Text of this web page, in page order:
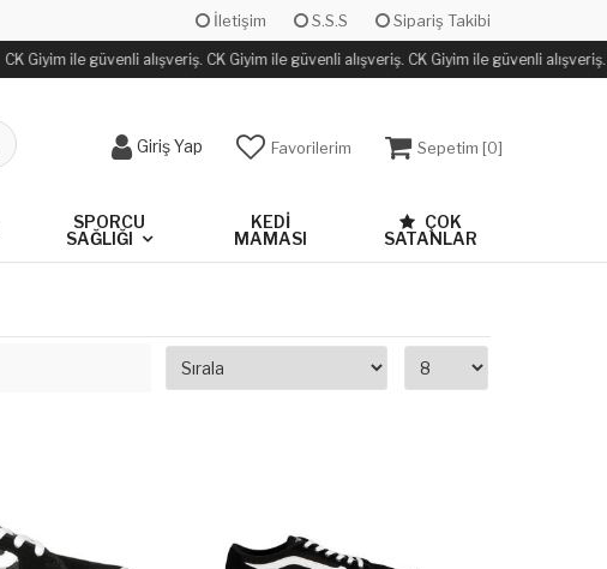
İletişim S.S.S Sipariş Takibi
CK Giyim ile güvenli alışveriş. CK Giyim ile güvenli alışveriş. CK Giyim ile güvenli alışveriş.
Giriş Yap Favorilerim Sepetim [0]
SPORCU
SAĞLIĞI
KEDİ
MAMASI
ÇOK
SATANLAR